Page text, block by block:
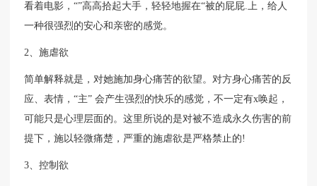
看着电影，“”高高拾起大手，轻轻地握在“被的屁屁.上，给人
一种很强烈的安心和亲密的感觉。
2、施虐欲
简单解释就是，对她施加身心痛苦的欲望。对方身心痛苦的反
应、表情，“主” 会产生强烈的快乐的感觉，不一定有x唤起，
可能只是心理层面的。这里所说的是对被不造成永久伤害的前
提下，施以轻微痛楚，严重的施虐欲是严格禁止的!
3、控制欲